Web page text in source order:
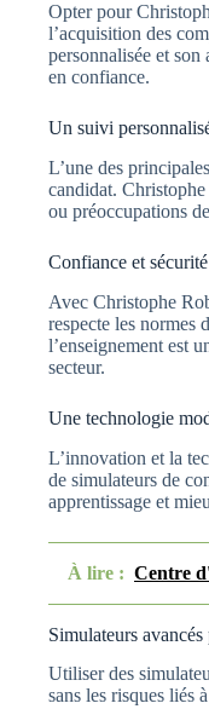
Opter pour
l’acquisition des
personnalisée et
en confiance.
Un suivi
L’une des
candidat.
ou préoccupations
Confiance et
Avec Christophe
respecte les normes
l’enseignement est
secteur.
Une technologie
L’innovation et la
de simulateurs de
apprentissage et
À lire : Centre
Simulateurs
Utiliser des
sans les risques liés